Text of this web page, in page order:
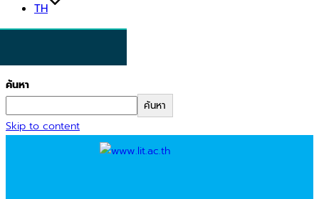
TH
ค้นหา
ค้นหา
Skip to content